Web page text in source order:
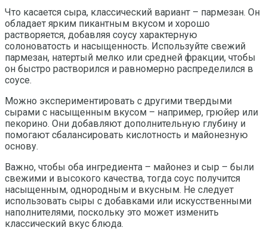
Что касается сыра, классический вариант – пармезан. Он
обладает ярким пикантным вкусом и хорошо
растворяется, добавляя соусу характерную
солоноватость и насыщенность. Используйте свежий
пармезан, натертый мелко или средней фракции, чтобы
он быстро растворился и равномерно распределился в
соусе.
Можно экспериментировать с другими твердыми
сырами с насыщенным вкусом – например, грюйер или
пекорино. Они добавляют дополнительную глубину и
помогают сбалансировать кислотность и майонезную
основу.
Важно, чтобы оба ингредиента – майонез и сыр – были
свежими и высокого качества, тогда соус получится
насыщенным, однородным и вкусным. Не следует
использовать сыры с добавками или искусственными
наполнителями, поскольку это может изменить
классический вкус блюда.